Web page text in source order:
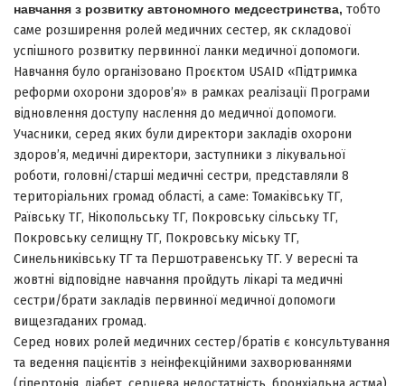
навчання з розвитку автономного медсестринства, тобто
саме розширення ролей медичних сестер, як складової
успішного розвитку первинної ланки медичної допомоги.
Навчання було організовано Проєктом USAID «Підтримка
реформи охорони здоровʼя» в рамках реалізації Програми
відновлення доступу наслення до медичної допомоги.
Учасники, серед яких були директори закладів охорони
здоров’я, медичні директори, заступники з лікувальної
роботи, головні/старші медичні сестри, представляли 8
територіальних громад області, а саме: Томаківську ТГ,
Раївську ТГ, Нікопольську ТГ, Покровську сільську ТГ,
Покровську селищну ТГ, Покровську міську ТГ,
Синельниківську ТГ та Першотравенську ТГ. У вересні та
жовтні відповідне навчання пройдуть лікарі та медичні
сестри/брати закладів первинної медичної допомоги
вищезгаданих громад.
Серед нових ролей медичних сестер/братів є консультування
та ведення пацієнтів з неінфекційними захворюваннями